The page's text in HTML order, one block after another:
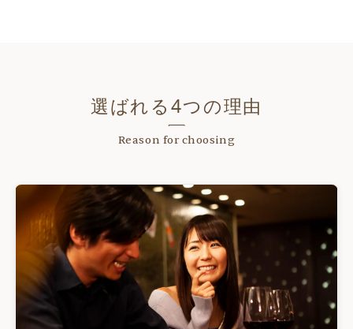
選ばれる4つの理由
Reason for choosing